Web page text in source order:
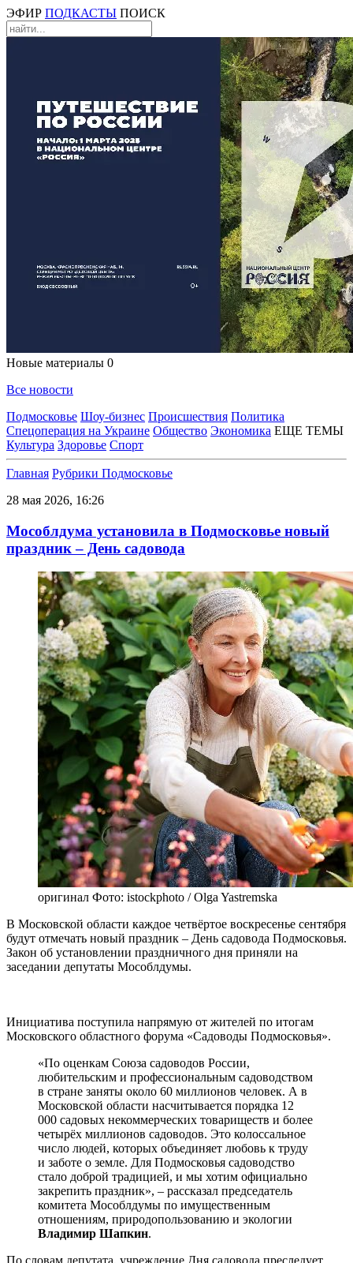
ЭФИР ПОДКАСТЫ ПОИСК
Новые материалы 0
Все новости
Подмосковье Шоу-бизнес Происшествия Политика
Спецоперация на Украине Общество Экономика ЕЩЕ ТЕМЫ
Культура Здоровье Спорт
Главная Рубрики Подмосковье
28 мая 2026, 16:26
Мособлдума установила в Подмосковье новый
праздник – День садовода
оригинал Фото: istockphoto / Olga Yastremska
В Московской области каждое четвёртое воскресенье сентября
будут отмечать новый праздник – День садовода Подмосковья.
Закон об установлении праздничного дня приняли на
заседании депутаты Мособлдумы.
Инициатива поступила напрямую от жителей по итогам
Московского областного форума «Садоводы Подмосковья».
«По оценкам Союза садоводов России,
любительским и профессиональным садоводством
в стране заняты около 60 миллионов человек. А в
Московской области насчитывается порядка 12
000 садовых некоммерческих товариществ и более
четырёх миллионов садоводов. Это колоссальное
число людей, которых объединяет любовь к труду
и заботе о земле. Для Подмосковья садоводство
стало доброй традицией, и мы хотим официально
закрепить праздник», – рассказал председатель
комитета Мособлдумы по имущественным
отношениям, природопользованию и экологии
Владимир Шапкин.